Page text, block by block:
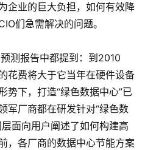
企业的巨大负担，如何有效降
们急需解决的问题。
报告中都提到：到2010
花费将大于它当年在硬件设备
势下，打造“绿色数据中心”已
军厂商都在研发针对“绿色数
面向用户阐述了如何构建高
，各厂商的数据中心节能方案